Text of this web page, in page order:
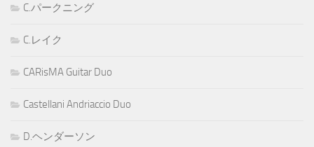
C.パークニング
C.レイク
CARisMA Guitar Duo
Castellani Andriaccio Duo
D.ヘンダーソン